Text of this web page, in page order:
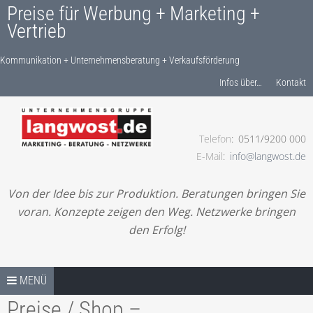
Preise für Werbung + Marketing +
Vertrieb
Kommunikation + Unternehmensberatung + Verkaufsförderung
Infos über…
Kontakt
Kommunikation + Unternehmensberatung +
Telefon 0511/9200 000
E-Mail
info@langwost.de
Von der Idee bis zur Produktion. Beratungen bringen Sie
voran. Konzepte zeigen den Weg. Netzwerke bringen
den Erfolg!
Springe zum Inhalt
MENÜ
PREISE / SHOP – START
LESEN! IHRE ANFRAGE!